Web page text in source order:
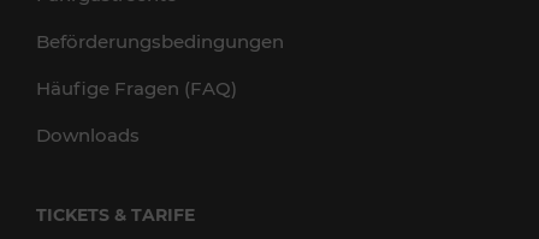
Beförderungsbedingungen
Häufige Fragen (FAQ)
Downloads
TICKETS & TARIFE